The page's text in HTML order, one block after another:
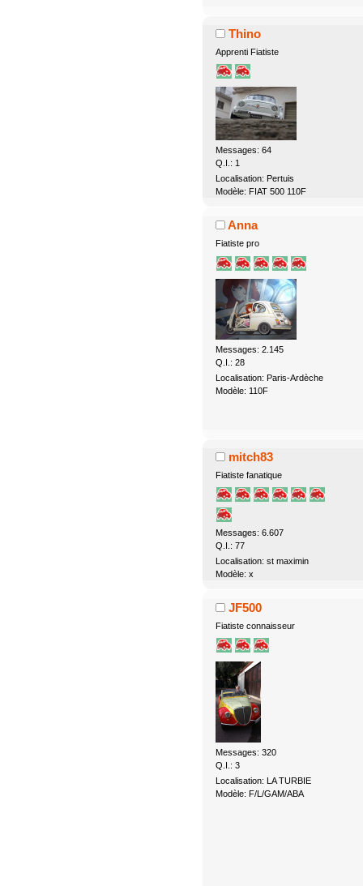
Thino
Apprenti Fiatiste
Messages: 64
Q.I.: 1
Localisation: Pertuis
Modèle: FIAT 500 110F
Anna
Fiatiste pro
Messages: 2.145
Q.I.: 28
Localisation: Paris-Ardèche
Modèle: 110F
mitch83
Fiatiste fanatique
Messages: 6.607
Q.I.: 77
Localisation: st maximin
Modèle: x
JF500
Fiatiste connaisseur
Messages: 320
Q.I.: 3
Localisation: LA TURBIE
Modèle: F/L/GAM/ABA